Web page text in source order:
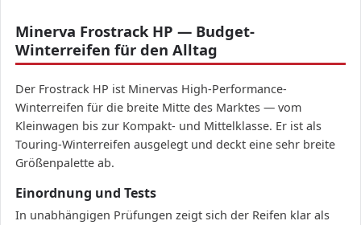
Minerva Frostrack HP — Budget-
Winterreifen für den Alltag
Der Frostrack HP ist Minervas High-Performance-
Winterreifen für die breite Mitte des Marktes — vom
Kleinwagen bis zur Kompakt- und Mittelklasse. Er ist als
Touring-Winterreifen ausgelegt und deckt eine sehr breite
Größenpalette ab.
Einordnung und Tests
In unabhängigen Prüfungen zeigt sich der Reifen klar als